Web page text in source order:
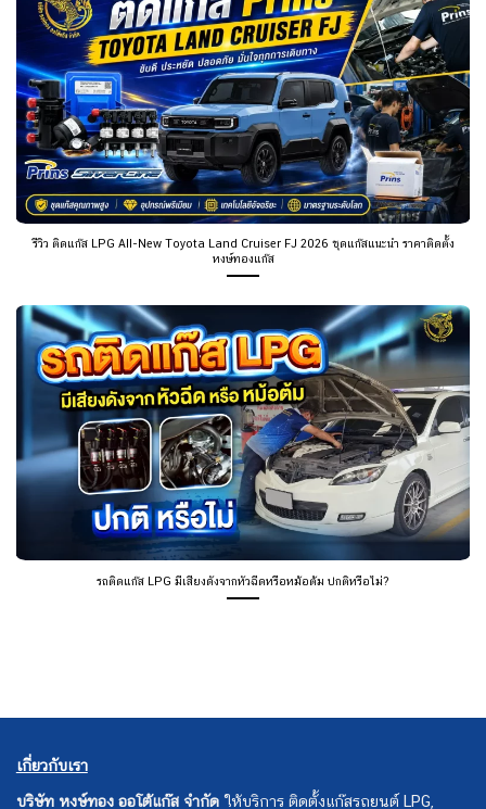
รีวิว ติดแก๊ส LPG All-New Toyota Land Cruiser FJ 2026 ชุดแก๊สแนะนำ ราคาติดตั้ง
หงษ์ทองแก๊ส
รถติดแก๊ส LPG มีเสียงดังจากหัวฉีดหรือหม้อต้ม ปกติหรือไม่?
เกี่ยวกับเรา
บริษัท หงษ์ทอง ออโต้แก๊ส จำกัด ให้บริการ ติดตั้งแก๊สรถยนต์ LPG,